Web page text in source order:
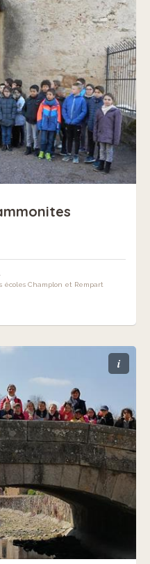
écoles Champlon et Rempart
i